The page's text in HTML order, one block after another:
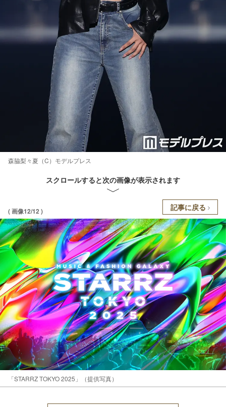
森脇梨々夏（C）モデルプレス
スクロールすると次の画像が表示されます
( 画像12/12 ) 記事に戻る
「STARRZ TOKYO 2025」（提供写真）